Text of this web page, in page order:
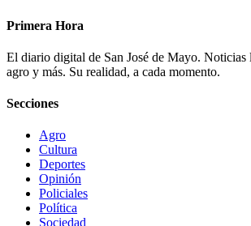
Primera Hora
El diario digital de San José de Mayo. Noticias
agro y más. Su realidad, a cada momento.
Secciones
Agro
Cultura
Deportes
Opinión
Policiales
Política
Sociedad